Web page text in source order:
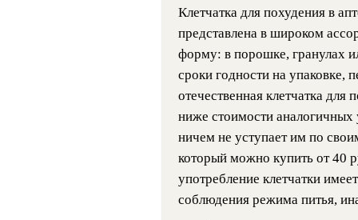
Клетчатка для похудения в
представлена в широком
форму: в порошке, гранулах
сроки годности на упаковке,
отечественная клетчатка для
ниже стоимости аналогичных
ничем не уступает им по
который можно купить от 40
употребление клетчатки
соблюдения режима питья,